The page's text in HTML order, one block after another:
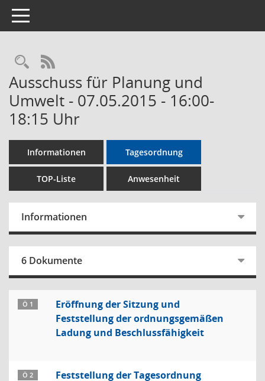
Toggle navigation
Rechercheauswahl
RSS-Feed
Ausschuss für Planung und
Umwelt - 07.05.2015 - 16:00-
18:15 Uhr
Informationen Tagesordnung
TOP-Liste Anwesenheit
Informationen
6 Dokumente
Ö 1
Eröffnung der Sitzung und
Feststellung der ordnungsgemäßen
Ladung und Beschlussfähigkeit
Ö 2 Feststellung der Tagesordnung